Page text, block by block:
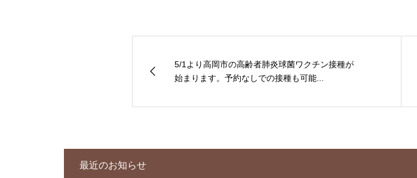
5/1より高岡市の高齢者肺炎球菌ワクチン接種が
始まります。予約なしでの接種も可能...
最近のお知らせ